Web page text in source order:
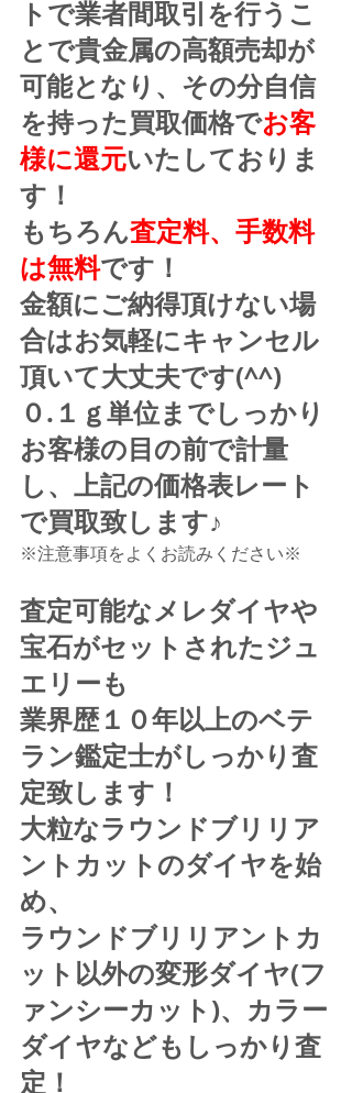
トで業者間取引を行うこ
とで貴金属の高額売却が
可能となり、その分自信
を持った買取価格でお客
様に還元いたしておりま
す！
もちろん査定料、手数料
は無料です！
金額にご納得頂けない場
合はお気軽にキャンセル
頂いて大丈夫です(^^)
０.１ｇ単位までしっかり
お客様の目の前で計量
し、上記の価格表レート
で買取致します♪
※注意事項をよくお読みください※
査定可能なメレダイヤや
宝石がセットされたジュ
エリーも
業界歴１０年以上のベテ
ラン鑑定士がしっかり査
定致します！
大粒なラウンドブリリア
ントカットのダイヤを始
め、
ラウンドブリリアントカ
ット以外の変形ダイヤ(フ
ァンシーカット)、カラー
ダイヤなどもしっかり査
定！